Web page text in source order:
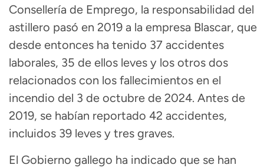
Consellería de Emprego, la responsabilidad del
astillero pasó en 2019 a la empresa Blascar, que
desde entonces ha tenido 37 accidentes
laborales, 35 de ellos leves y los otros dos
relacionados con los fallecimientos en el
incendio del 3 de octubre de 2024. Antes de
2019, se habían reportado 42 accidentes,
incluidos 39 leves y tres graves.
El Gobierno gallego ha indicado que se han